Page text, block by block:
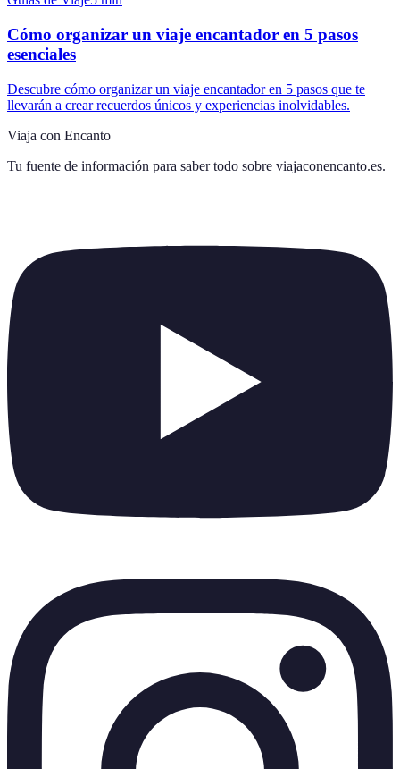
Cómo organizar un viaje encantador en 5 pasos
esenciales
Descubre cómo organizar un viaje encantador en 5 pasos que te
llevarán a crear recuerdos únicos y experiencias inolvidables.
Viaja con Encanto
Tu fuente de información para saber todo sobre viajaconencanto.es.